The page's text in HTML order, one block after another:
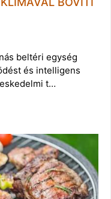
beltéri egység
és intelligens
t…